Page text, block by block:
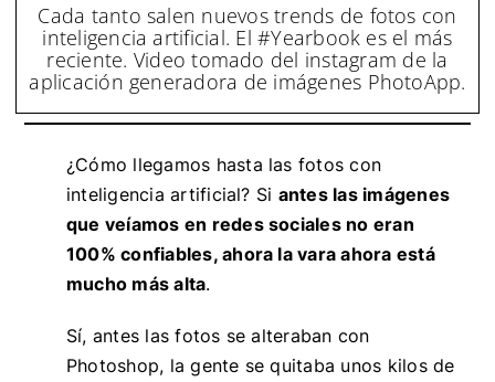
Cada tanto salen nuevos trends de fotos con
inteligencia artificial. El #Yearbook es el más
reciente. Video tomado del instagram de la
aplicación generadora de imágenes PhotoApp.
¿Cómo llegamos hasta las fotos con
inteligencia artificial? Si antes las imágenes
que veíamos en redes sociales no eran
100% confiables, ahora la vara ahora está
mucho más alta.
Sí, antes las fotos se alteraban con
Photoshop, la gente se quitaba unos kilos de